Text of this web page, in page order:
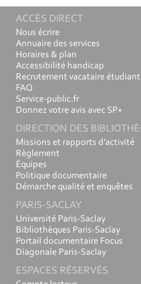
ACCÈS DIRECT
Nous écrire
Annuaire des services
Horaires & plan
Accessibilité handicap
Recrutement vacataire
FAQ
Service-public.fr
Donnez votre avis avec SP+
DIRECTION DES
Missions et rapports d'activité
Règlement
Équipes
Politique documentaire
Démarche qualité et enquêtes
PARIS-SACLAY
Université Paris-Saclay
Bibliothèques Paris-Saclay
Portail documentaire Focus
Diagonale Paris-Saclay
ESPACES RÉSERVÉS